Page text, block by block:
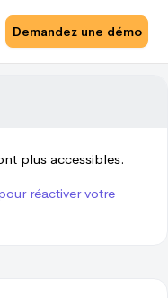
Demandez une démo
plus accessibles.
réactiver votre